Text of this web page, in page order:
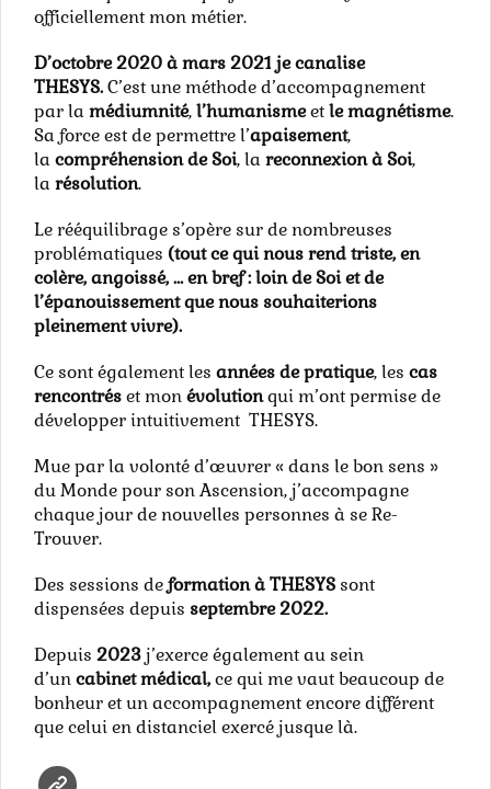
officiellement mon métier.
D’octobre 2020 à mars 2021 je canalise
THESYS.C’est une méthode d’accompagnement
par la médiumnité,l’humanismeetle magnétisme.
Sa force est de permettre l’apaisement,
la compréhension de Soi, la reconnexion à Soi,
la résolution.
Le rééquilibrage s’opère sur de nombreuses
problématiques (tout ce qui nous rend triste, en
colère, angoissé, … en bref : loin de Soi et de
l’épanouissement que nous souhaiterions
pleinement vivre).
Ce sont également les années de pratique, les cas
rencontréset monévolutionqui m’ont permise de
développer intuitivement THESYS.
Mue par la volonté d’œuvrer « dans le bon sens »
du Monde pour son Ascension, j’accompagne
chaque jour de nouvelles personnes à se Re-
Trouver.
Des sessions deformation à THESYS sont
dispensées depuis septembre 2022.
Depuis 2023j’exerce également au sein
d’uncabinet médical,ce qui me vaut beaucoup de
bonheur et un accompagnement encore différent
que celui en distanciel exercé jusque là.